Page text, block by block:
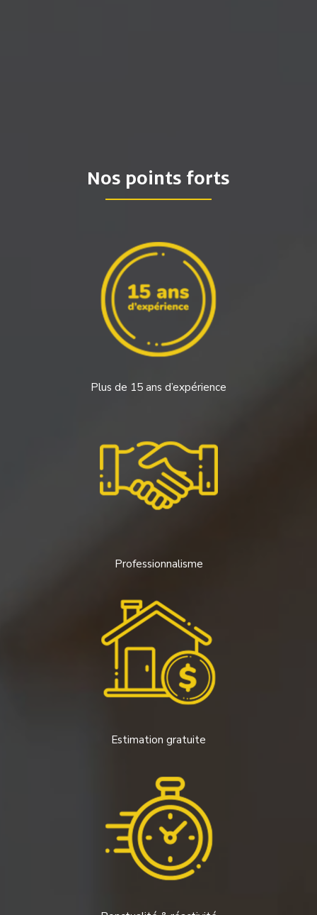
Nos points forts
Plus de 15 ans d’expérience
Professionnalisme
Estimation gratuite